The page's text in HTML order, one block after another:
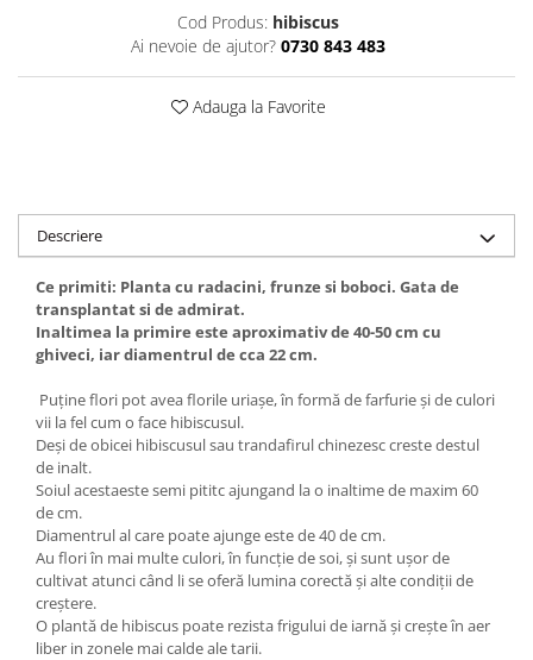
Cod Produs: hibiscus
Ai nevoie de ajutor? 0730 843 483
Adauga la Favorite
Descriere
Ce primiti: Planta cu radacini, frunze si boboci. Gata de
transplantat si de admirat.
Inaltimea la primire este aproximativ de 40-50 cm cu
ghiveci, iar diamentrul de cca 22 cm.
Puține flori pot avea florile uriașe, în formă de farfurie și de culori
vii la fel cum o face hibiscusul.
Deși de obicei hibiscusul sau trandafirul chinezesc creste destul
de inalt.
Soiul acestaeste semi pititc ajungand la o inaltime de maxim 60
de cm.
Diamentrul al care poate ajunge este de 40 de cm.
Au flori în mai multe culori, în funcție de soi, și sunt ușor de
cultivat atunci când li se oferă lumina corectă și alte condiții de
creștere.
O plantă de hibiscus poate rezista frigului de iarnă și crește în aer
liber in zonele mai calde ale tarii.